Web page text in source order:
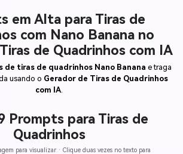
em Alta para Tiras de
com Nano Banana no
de Quadrinhos com IA
de tiras de quadrinhos Nano Banana e traga
usando o Gerador de Tiras de Quadrinhos
com IA
Prompts para Tiras de
Quadrinhos
para visualizar · Clique duas vezes no texto para